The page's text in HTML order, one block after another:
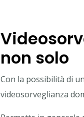
non solo
Con la possibilità di un
videosorveglianza